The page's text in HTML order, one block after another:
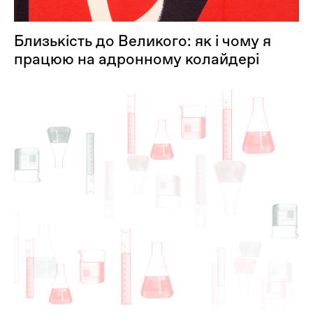
Близькість до Великого: як і чому я
працюю на адронному колайдері